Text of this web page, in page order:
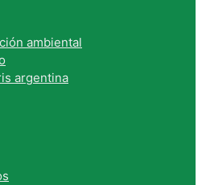
ambiental
argentina